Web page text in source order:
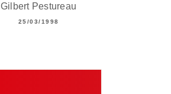
Gilbert Pestureau
25/03/1998